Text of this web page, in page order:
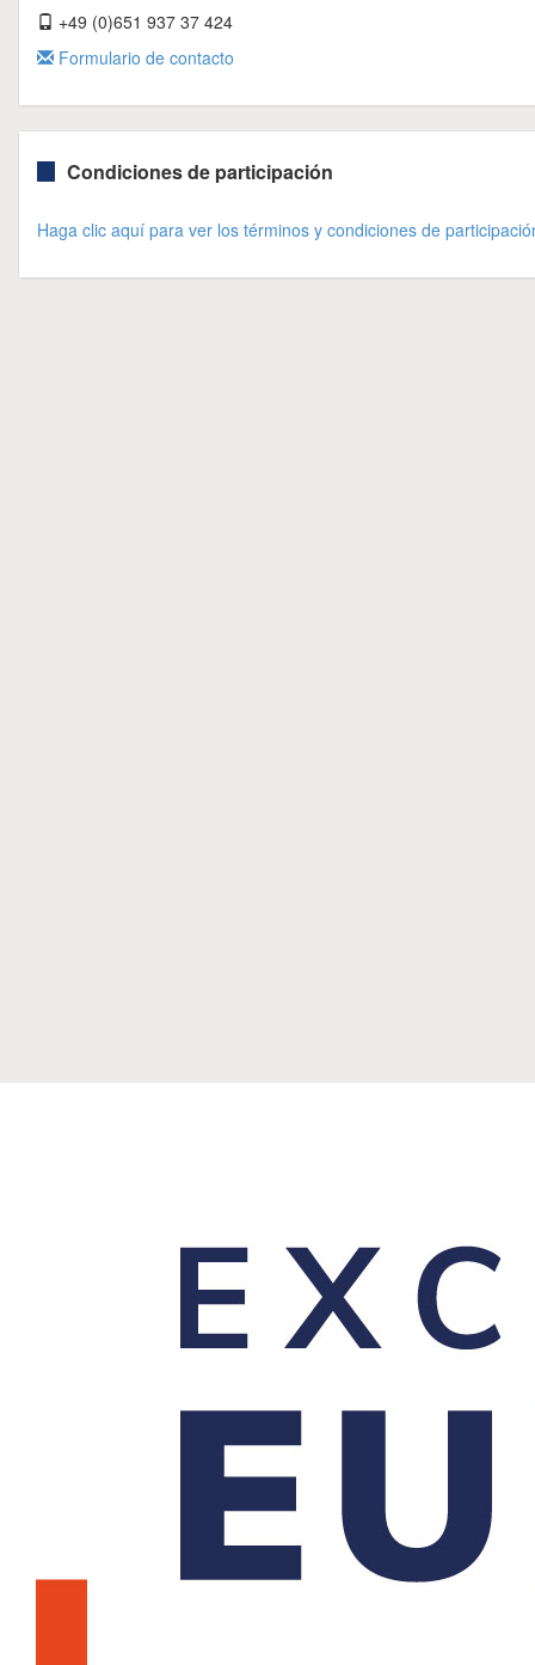
+49 (0)651 937 37 424
Formulario de contacto
Condiciones de participación
Haga clic aquí para ver los términos y condiciones de